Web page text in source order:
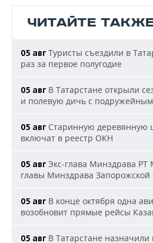
ЧИТАЙТЕ
05 авг Туристы съездили в
раз за первое полугодие
05 авг В Татарстане открыли
и полевую дичь с
05 авг Старинную деревянную
включат в реестр ОКН
05 авг Экс-глава Минздрава РТ
главы Минздрава Запорожской
05 авг В конце октября одна
возобновит прямые рейсы
05 авг В Татарстане назначили